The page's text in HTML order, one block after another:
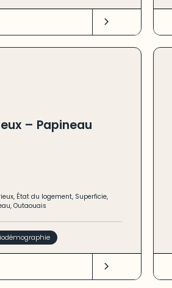
– Papineau
, État du logement, Superficie,
, Outaouais